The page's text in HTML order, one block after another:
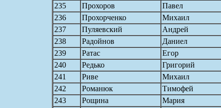
235
Прохоров
Павел
236
Прохорченко
Михаил
237
Пуляевский
Андрей
238
Радойнов
Даниел
239
Ратас
Егор
240
Редько
Григорий
241
Риве
Михаил
242
Романюк
Тимофей
243
Рощина
Мария